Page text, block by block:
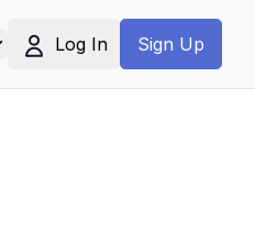
Log In Sign Up